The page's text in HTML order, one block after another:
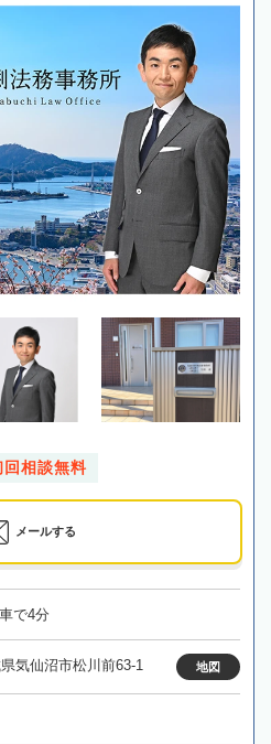
回相談無料
メールする
で4分
気仙沼市松川前63-1 地図